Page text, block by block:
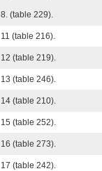
8. (table 229).
11 (table 216).
12 (table 219).
13 (table 246).
14 (table 210).
15 (table 252).
16 (table 273).
17 (table 242).